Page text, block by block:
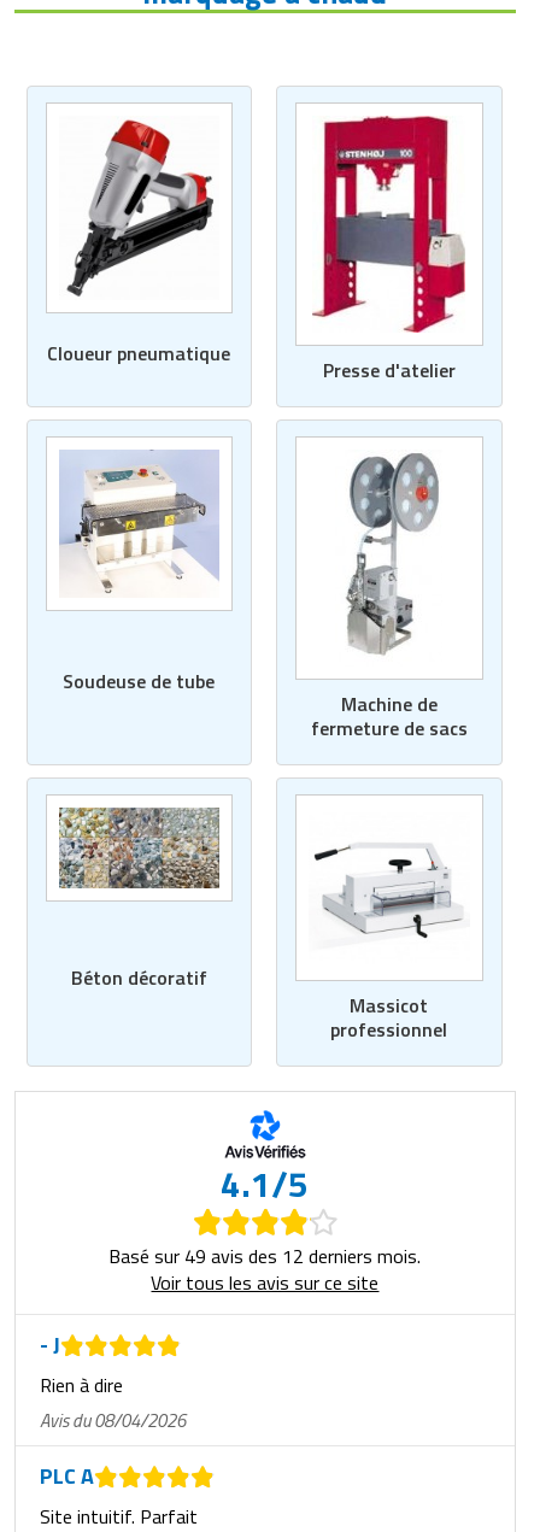
Cloueur pneumatique
Presse d'atelier
Soudeuse de tube
Machine de
fermeture de sacs
Béton décoratif
Massicot
professionnel
4.1/5
Basé sur 49 avis des 12 derniers mois.
Voir tous les avis sur ce site
- J
Rien à dire
Avis du 08/04/2026
PLC A
Site intuitif. Parfait